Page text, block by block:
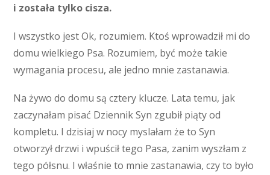
i została tylko cisza.
I wszystko jest Ok, rozumiem. Ktoś wprowadził mi do
domu wielkiego Psa. Rozumiem, być może takie
wymagania procesu, ale jedno mnie zastanawia.
Na żywo do domu są cztery klucze. Lata temu, jak
zaczynałam pisać Dziennik Syn zgubił piąty od
kompletu. I dzisiaj w nocy myslałam że to Syn
otworzył drzwi i wpuścił tego Pasa, zanim wyszłam z
tego półsnu. I właśnie to mnie zastanawia, czy to było